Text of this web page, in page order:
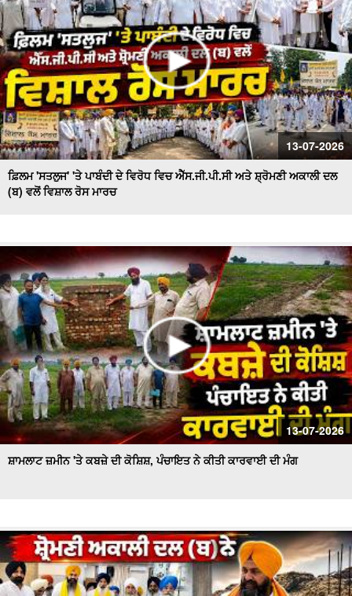
13-07-2026
ਫ਼ਿਲਮ 'ਸਤਲੁਜ' 'ਤੇ ਪਾਬੰਦੀ ਦੇ ਵਿਰੋਧ ਵਿਚ ਐੱਸ.ਜੀ.ਪੀ.ਸੀ ਅਤੇ ਸ਼੍ਰੋਮਣੀ ਅਕਾਲੀ ਦਲ
(ਬ) ਵਲੋਂ ਵਿਸ਼ਾਲ ਰੋਸ ਮਾਰਚ
13-07-2026
ਸ਼ਾਮਲਾਟ ਜ਼ਮੀਨ 'ਤੇ ਕਬਜ਼ੇ ਦੀ ਕੋਸ਼ਿਸ਼, ਪੰਚਾਇਤ ਨੇ ਕੀਤੀ ਕਾਰਵਾਈ ਦੀ ਮੰਗ